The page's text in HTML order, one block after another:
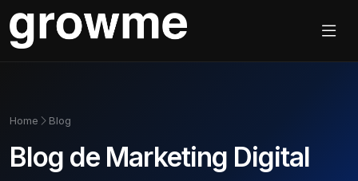
Home Blog
Blog de Marketing Digital